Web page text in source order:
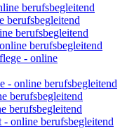
berufsbegleitend
berufsbegleitend
berufsbegleitend
berufsbegleitend
- online
- online berufsbegleitend
berufsbegleitend
berufsbegleitend
- online berufsbegleitend